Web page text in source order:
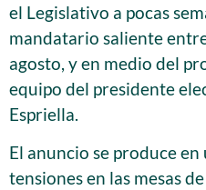
el Legislativo a pocas
mandatario saliente
agosto, y en medio del
equipo del presidente
Espriella.
El anuncio se produce
tensiones en las mesas